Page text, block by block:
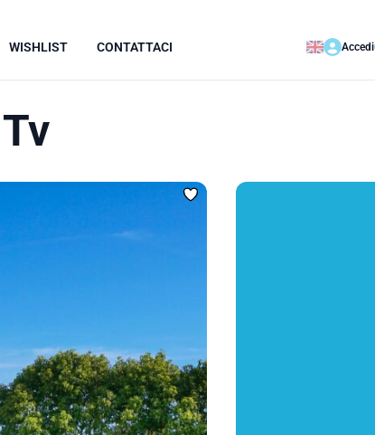
WISHLIST CONTATTACI Accedi
Tv